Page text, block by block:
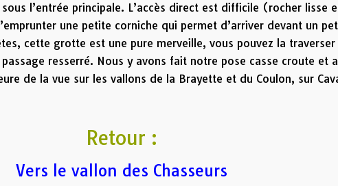
l’entrée principale. L’accès direct est difficile (rocher lisse
une petite corniche qui permet d’arriver devant un
cette grotte est une pure merveille, vous pouvez la
resserré. Nous y avons fait notre pose casse croute et
de la vue sur les vallons de la Brayette et du Coulon, sur
Retour :
Vers le vallon des Chasseurs